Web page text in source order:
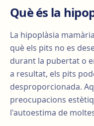
Què és la
La hipoplàsia
què els pits no es
durant la pubertat o
a resultat, els pits
desproporcionada.
preocupacions
l'autoestima de